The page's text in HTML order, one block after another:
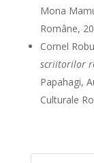
Mona
Române,
Cornel
scriitorilor
Papahagi,
Culturale